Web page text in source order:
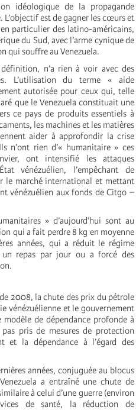
idéologique de la propagande
est de gagner les cœurs et
particulier des latino-américains,
du Sud, avec l’arme cynique de
qui souffre au Venezuela.
n’a rien à voir avec des
L’utilisation du terme « aide
autorisée pour ceux qui, telle
que le Venezuela constituait une
ce pays de produits essentiels à
les machines et les matières
aider à approfondir la crise
n’ont rien d’« humanitaire » ces
ont intensifié les attaques
vénézuélien, l’empêchant de
le marché international et mettant
vénézuélien aux fonds de Citgo –
» d’aujourd’hui sont au
qui a fait perdre 8 kg en moyenne
années, qui a réduit le régime
un repas par jour ou a forcé des
2008, la chute des prix du pétrole
vénézuélienne et le gouvernement
de dépendance profonde à
pris de mesures de protection
et la dépendance à l’égard des
années, conjuguée au blocus
a entraîné une chute de
à celui d’une guerre (environ
de santé, la réduction de